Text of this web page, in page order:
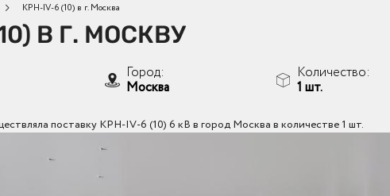
КРН-IV-6 (10) в г. Москва
В Г. МОСКВУ
Город:
Москва
Количество:
1 шт.
поставку КРН-IV-6 (10) 6 кВ в город Москва в количестве 1 шт.